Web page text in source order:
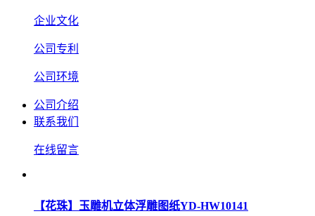
企业文化
公司专利
公司环境
公司介绍
联系我们
在线留言
【花珠】玉雕机立体浮雕图纸YD-HW10141